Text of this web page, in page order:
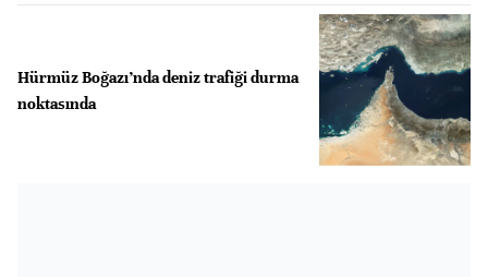
Hürmüz Boğazı’nda deniz trafiği durma
noktasında